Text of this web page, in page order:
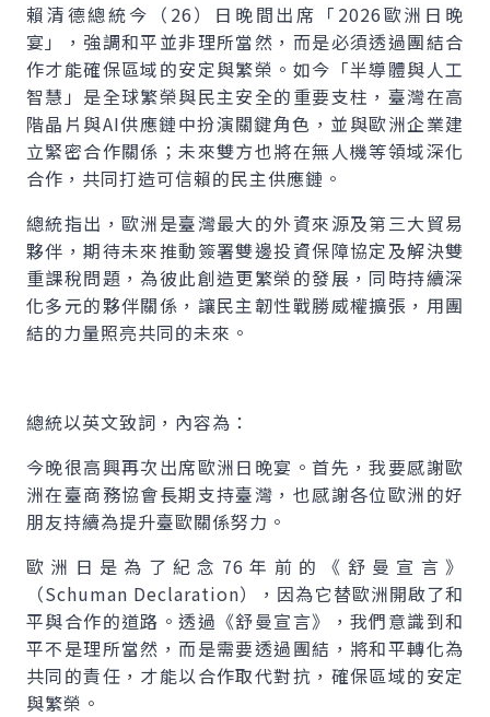
賴清德總統今（26）日晚間出席「2026歐洲日晚
宴」，強調和平並非理所當然，而是必須透過團結合
作才能確保區域的安定與繁榮。如今「半導體與人工
智慧」是全球繁榮與民主安全的重要支柱，臺灣在高
階晶片與AI供應鏈中扮演關鍵角色，並與歐洲企業建
立緊密合作關係；未來雙方也將在無人機等領域深化
合作，共同打造可信賴的民主供應鏈。
總統指出，歐洲是臺灣最大的外資來源及第三大貿易
夥伴，期待未來推動簽署雙邊投資保障協定及解決雙
重課稅問題，為彼此創造更繁榮的發展，同時持續深
化多元的夥伴關係，讓民主韌性戰勝威權擴張，用團
結的力量照亮共同的未來。
總統以英文致詞，內容為：
今晚很高興再次出席歐洲日晚宴。首先，我要感謝歐
洲在臺商務協會長期支持臺灣，也感謝各位歐洲的好
朋友持續為提升臺歐關係努力。
歐洲日是為了紀念76年前的《舒曼宣言》
（Schuman Declaration），因為它替歐洲開啟了和
平與合作的道路。透過《舒曼宣言》，我們意識到和
平不是理所當然，而是需要透過團結，將和平轉化為
共同的責任，才能以合作取代對抗，確保區域的安定
與繁榮。